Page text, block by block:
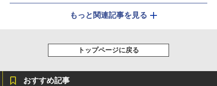
もっと関連記事を見る
トップページに戻る
おすすめ記事